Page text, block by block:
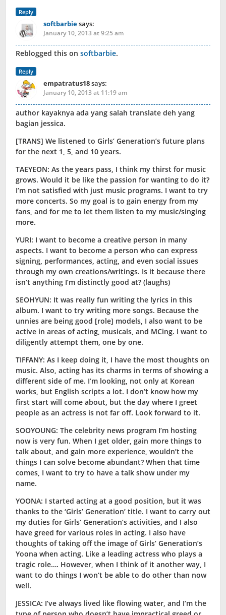
Reply
softbarbiesays:
January 10, 2013 at 9:25 am
Reblogged this on softbarbie.
Reply
empatratus18says:
January 10, 2013 at 11:19 am
author kayaknya ada yang salah translate deh yang
bagian jessica.
[TRANS] We listened to Girls’ Generation’s future plans
for the next 1, 5, and 10 years.
TAEYEON: As the years pass, I think my thirst for music
grows. Would it be like the passion for wanting to do it?
I’m not satisfied with just music programs. I want to try
more concerts. So my goal is to gain energy from my
fans, and for me to let them listen to my music/singing
more.
YURI: I want to become a creative person in many
aspects. I want to become a person who can express
signing, performances, acting, and even social issues
through my own creations/writings. Is it because there
isn’t anything I’m distinctly good at? (laughs)
SEOHYUN: It was really fun writing the lyrics in this
album. I want to try writing more songs. Because the
unnies are being good [role] models, I also want to be
active in areas of acting, musicals, and MCing. I want to
diligently attempt them, one by one.
TIFFANY: As I keep doing it, I have the most thoughts on
music. Also, acting has its charms in terms of showing a
different side of me. I’m looking, not only at Korean
works, but English scripts a lot. I don’t know how my
first start will come about, but the day where I greet
people as an actress is not far off. Look forward to it.
SOOYOUNG: The celebrity news program I’m hosting
now is very fun. When I get older, gain more things to
talk about, and gain more experience, wouldn’t the
things I can solve become abundant? When that time
comes, I want to try to have a talk show under my
name.
YOONA: I started acting at a good position, but it was
thanks to the ‘Girls’ Generation’ title. I want to carry out
my duties for Girls’ Generation’s activities, and I also
have greed for various roles in acting. I also have
thoughts of taking off the image of Girls’ Generation’s
Yoona when acting. Like a leading actress who plays a
tragic role…. However, when I think of it another way, I
want to do things I won’t be able to do other than now
well.
JESSICA: I’ve always lived like flowing water, and I’m the